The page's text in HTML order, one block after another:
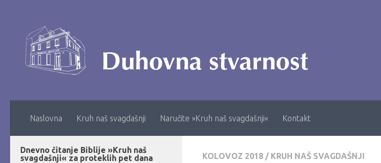
Naslovna Kruh naš svagdašnji Naručite »Kruh naš svagdašnji« Kontakt
KOLOVOZ 2018 / KRUH NAŠ SVAGDAŠNJI
Dnevno čitanje Biblije »Kruh naš
svagdašnji« za proteklih pet dana